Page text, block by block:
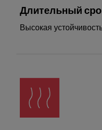
Длительный
Высокая